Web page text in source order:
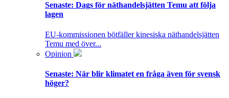
Senaste: Dags för näthandelsjätten Temu att följa
lagen
EU-kommissionen bötfäller kinesiska näthandelsjätten
Temu med över...
Opinion
Senaste: När blir klimatet en fråga även för svensk
höger?